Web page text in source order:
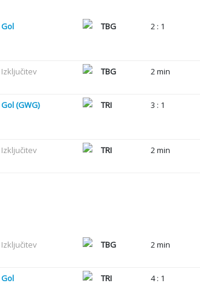
Gol TBG 2 : 1
Izključitev TBG 2 min
Gol (GWG) TRI 3 : 1
Izključitev TRI 2 min
Izključitev TBG 2 min
Gol TRI 4 : 1